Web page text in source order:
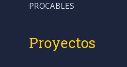
PROCABLES
Proyectos